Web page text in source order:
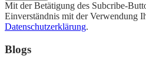
Mit der Betätigung des Subcribe-
Einverständnis mit der Verwendung
Datenschutzerklärung.
Blogs